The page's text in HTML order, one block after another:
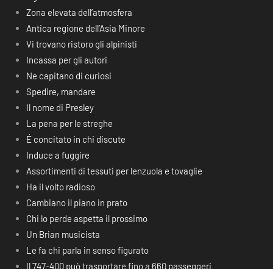
Zona elevata dell’atmosfera
Antica regione dell’Asia Minore
Vi trovano ristoro gli alpinisti
Incassa per gli autori
Ne capitano di curiosi
Spedire, mandare
Il nome di Presley
La pena per le streghe
É concitato in chi discute
Induce a fuggire
Assortimenti di tessuti per lenzuola e tovaglie
Ha il volto radioso
Cambiano il piano in prato
Chi lo perde aspetta il prossimo
Un Brian musicista
Le fa chi parla in senso figurato
Il 747-400 può trasportare fino a 660 passeggeri